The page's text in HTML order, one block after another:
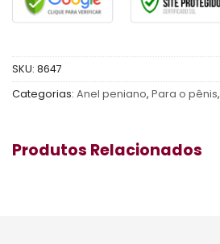
SKU: 8647
Categorias: Anel peniano, Para o pênis,
Produtos Relacionados